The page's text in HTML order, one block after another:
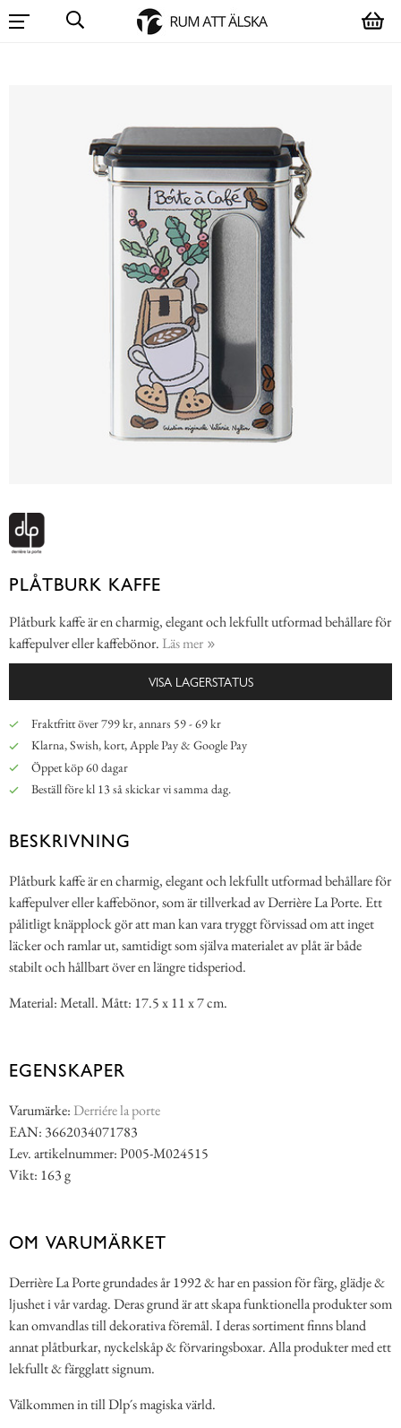
PLÅTBURK KAFFE
Plåtburk kaffe är en charmig, elegant och lekfullt utformad behållare för
kaffepulver eller kaffebönor. Läs mer
VISA LAGERSTATUS
Fraktfritt över 799 kr, annars 59 - 69 kr
Klarna, Swish, kort, Apple Pay & Google Pay
Öppet köp 60 dagar
Beställ före kl 13 så skickar vi samma dag.
BESKRIVNING
Plåtburk kaffe är en charmig, elegant och lekfullt utformad behållare för
kaffepulver eller kaffebönor, som är tillverkad av Derrière La Porte. Ett
pålitligt knäpplock gör att man kan vara tryggt förvissad om att inget
läcker och ramlar ut, samtidigt som själva materialet av plåt är både
stabilt och hållbart över en längre tidsperiod.
Material: Metall. Mått: 17.5 x 11 x 7 cm.
EGENSKAPER
Varumärke: Derriére la porte
EAN: 3662034071783
Lev. artikelnummer: P005-M024515
Vikt: 163 g
OM VARUMÄRKET
Derrière La Porte grundades år 1992 & har en passion för färg, glädje &
ljushet i vår vardag. Deras grund är att skapa funktionella produkter som
kan omvandlas till dekorativa föremål. I deras sortiment finns bland
annat plåtburkar, nyckelskåp & förvaringsboxar. Alla produkter med ett
lekfullt & färgglatt signum.
Välkommen in till Dlp´s magiska värld.